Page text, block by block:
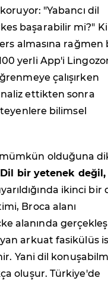
"Yabancı dil
başarabilir mi?"
almasına rağmen
yerli App'i
çalışırken
ettikten sonra
bilimsel
olduğuna
Dil bir yetenek
ikinci bir
Broca alanı
alanında
arkuat fasikülüs
Yani dil
oluşur. Türkiye'de